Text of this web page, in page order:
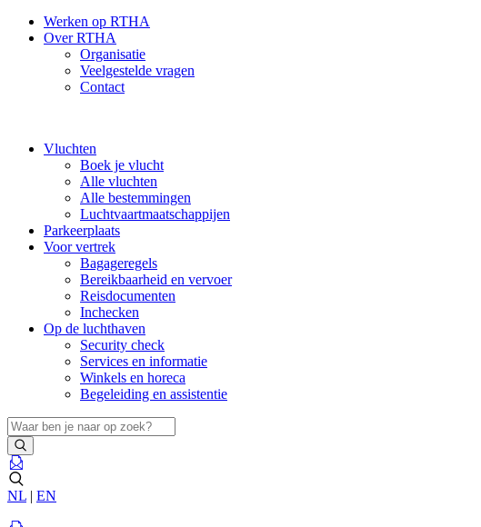
Werken op RTHA
Over RTHA
Organisatie
Veelgestelde vragen
Contact
Vluchten
Boek je vlucht
Alle vluchten
Alle bestemmingen
Luchtvaartmaatschappijen
Parkeerplaats
Voor vertrek
Bagageregels
Bereikbaarheid en vervoer
Reisdocumenten
Inchecken
Op de luchthaven
Security check
Services en informatie
Winkels en horeca
Begeleiding en assistentie
NL | EN